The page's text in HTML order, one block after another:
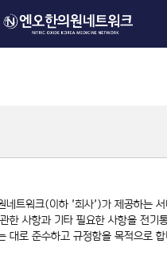
네트워크(이하 '회사')가 제공하는
한 사항과 기타 필요한 사항을 전기
대로 준수하고 규정함을 목적으로 합